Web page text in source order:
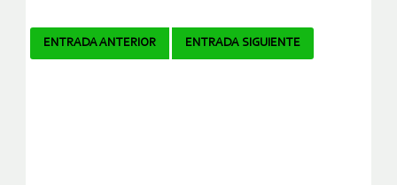
Navegador
ENTRADA ANTERIOR ENTRADA SIGUIENTE